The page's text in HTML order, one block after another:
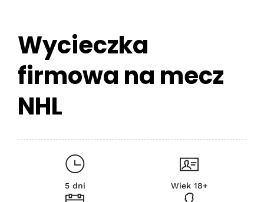
Wycieczka
firmowa na mecz
NHL
5 dni Wiek 18+